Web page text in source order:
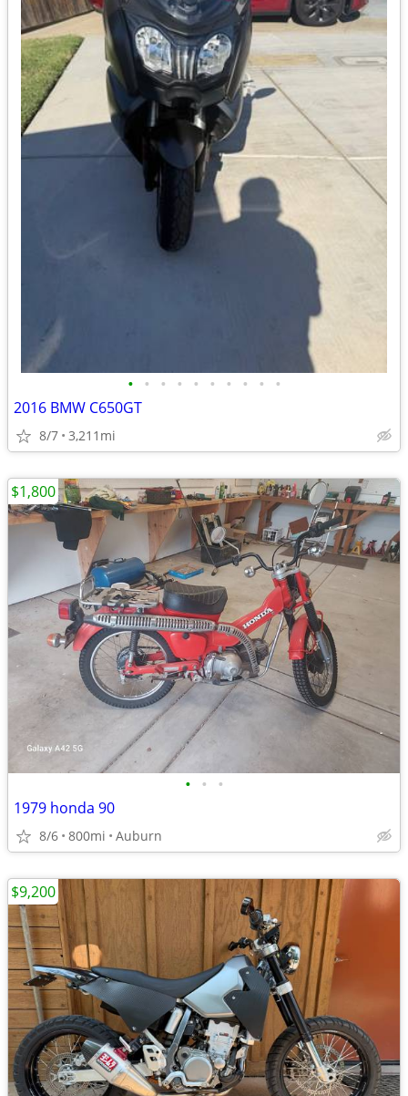
• • • • • • • • • •
2016 BMW C650GT
8/7 3,211mi
• • •
1979 honda 90
8/6 800mi Auburn
$1,800
$9,200